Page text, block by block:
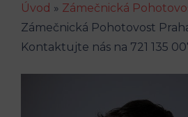
Úvod » Zámečnická
Zámečnická Pohotovost
Kontaktujte nás na 721 135